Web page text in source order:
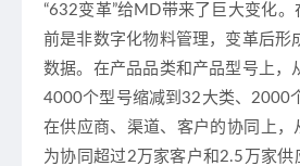
“632变革”给MD带来了巨大变化
前是非数字化物料管理，变革后形
数据。在产品品类和产品型号上，
4000个型号缩减到32大类、2000
在供应商、渠道、客户的协同上，
为协同超过2万家客户和2.5万家供